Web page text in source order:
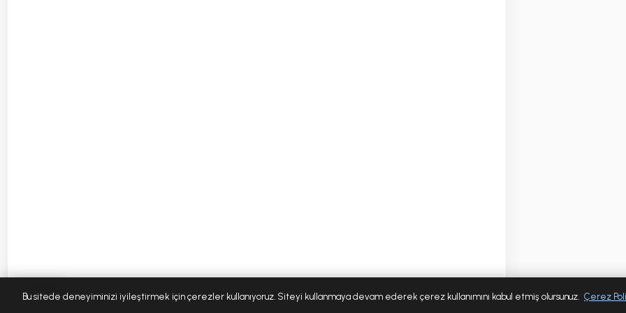
Bu sitede deneyiminizi iyileştirmek için çerezler kullanıyoruz. Siteyi kullanmaya devam ederek çerez kullanımını kabul etmiş olursunuz. Çerez